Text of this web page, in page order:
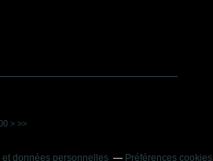
> >>
et données personnelles Préférences cookies